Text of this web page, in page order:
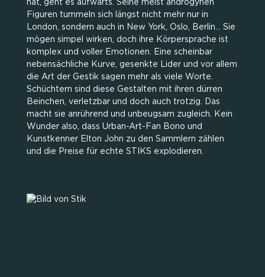
hat, geht es aufwärts. Seine meist androgynen
Figuren tummeln sich längst nicht mehr nur in
London, sondern auch in New York, Oslo, Berlin… Sie
mögen simpel wirken, doch ihre Körpersprache ist
komplex und voller Emotionen. Eine scheinbar
nebensächliche Kurve, gesenkte Lider und vor allem
die Art der Gestik sagen mehr als viele Worte.
Schüchtern sind diese Gestalten mit ihren dürren
Beinchen, verletzbar und doch auch trotzig. Das
macht sie anrührend und unbeugsam zugleich. Kein
Wunder also, dass Urban-Art-Fan Bono und
Kunstkenner Elton John zu den Sammlern zählen
und die Preise für echte STIKS explodieren.